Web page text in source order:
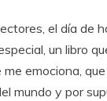
el día de
un libro
me emociona,
mundo y por